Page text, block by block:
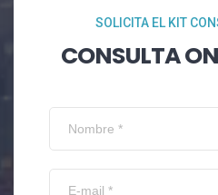
SOLICITA EL KIT
CONSULTA